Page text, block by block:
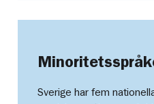
Sverige har fem